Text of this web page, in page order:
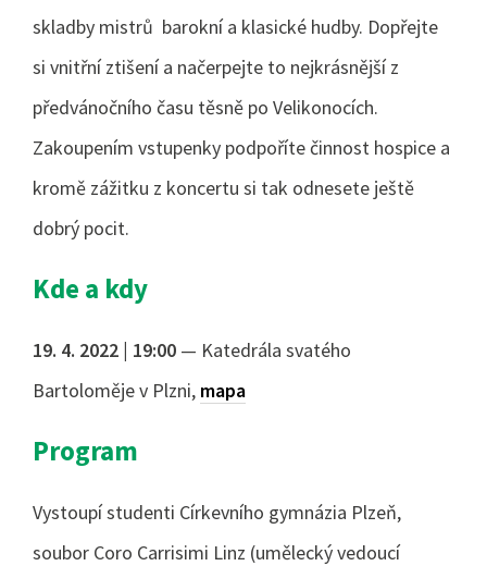
skladby mistrů barokní a klasické hudby. Dopřejte
si vnitřní ztišení a načerpejte to nejkrásnější z
předvánočního času těsně po Velikonocích.
Zakoupením vstupenky podpoříte činnost hospice a
kromě zážitku z koncertu si tak odnesete ještě
dobrý pocit.
Kde a kdy
19. 4. 2022 | 19:00 — Katedrála svatého
Bartoloměje v Plzni, mapa
Program
Vystoupí studenti Církevního gymnázia Plzeň,
soubor Coro Carrisimi Linz (umělecký vedoucí